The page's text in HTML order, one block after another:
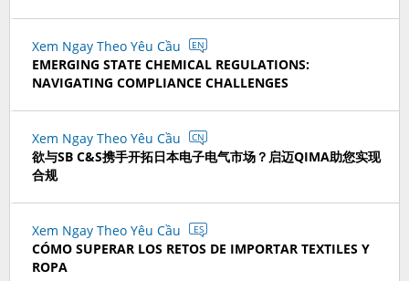
Xem Ngay Theo Yêu Cầu EN
EMERGING STATE CHEMICAL REGULATIONS:
NAVIGATING COMPLIANCE CHALLENGES
Xem Ngay Theo Yêu Cầu CN
欲与SB C&S携手开拓日本电子电气市场？启迈QIMA助您实现
合规
Xem Ngay Theo Yêu Cầu ES
CÓMO SUPERAR LOS RETOS DE IMPORTAR TEXTILES Y
ROPA